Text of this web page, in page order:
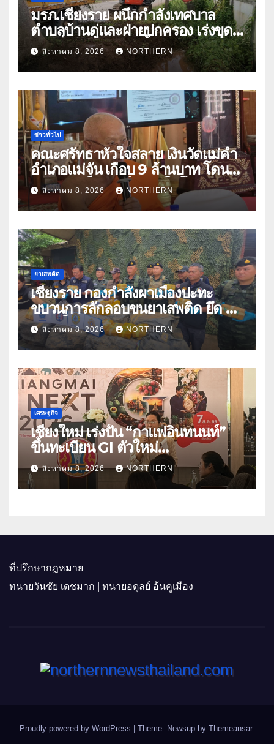
มรภ.เชียงราย ผนึกกำลังเทศบาล
ตำบลบ้านดู่และฝ่ายปกครอง เร่งขุด
ลอกสิ่งกีดขวางทางน้ำ ป้องกันและลด
ปัญหาน้ำท่วม
สิงหาคม 8, 2026 NORTHERN
ข่าวทั่วไป
คณะศรัทธาหัวใจสลาย เงินวัดแม่คำ
อำเภอแม่จัน เกือบ 9 ล้านบาท โดน
แก๊งคอลเซ็นเตอร์หลอกให้โอนข้าม
ปีกว่า 66 บัญชี
สิงหาคม 8, 2026 NORTHERN
ยาเสพติด
เชียงราย กองกำลังผาเมืองปะทะ
ขบวนการลักลอบขนยาเสพติด ยึด 2
ล้านเม็ด
สิงหาคม 8, 2026 NORTHERN
เศรษฐกิจ
เชียงใหม่ เร่งปั้น “กาแฟอินทนนท์”
ขึ้นทะเบียน GI ตัวใหม่
“CHIANGMAI GI NEXT 2026”
ติดอาวุธผู้ประกอบการ 100 ราย ดัน
สินค้าอัตลักษณ์สู่ตลาดพรีเมียม
สิงหาคม 8, 2026 NORTHERN
ที่ปรึกษากฎหมาย
ทนายวันชัย เดชมาก | ทนายอดุลย์ อ้นคูเมือง
Proudly powered by WordPress | Theme: Newsup by Themeansar.